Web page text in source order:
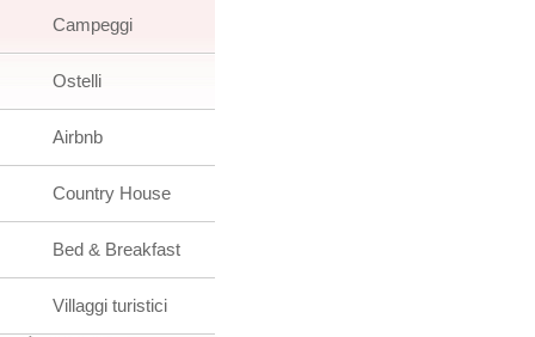
Campeggi
Ostelli
Airbnb
Country House
Bed & Breakfast
Villaggi turistici